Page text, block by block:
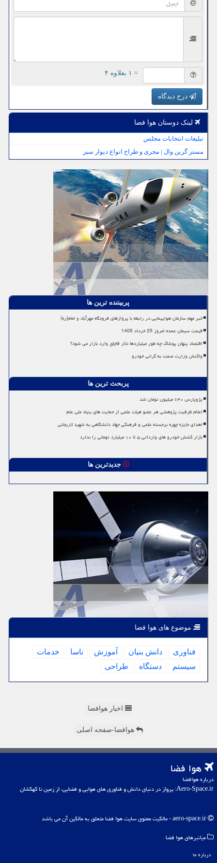
= ۱ بعلاوه ۴
درج دیدگاه
لینک دوستان هوا فضا
تبلیغات انتخابات مجلس
مستر گرین وال | مجری و طراح انواع دیوار سبز
پربیننده ترین ها
خبر مهم سازمان هواپیمایی در رابطه با پروازهای فرودگاه مهرآباد و امام(ره)
قیمت سیمان عمده امروز 25 خرداد 1405
اقتصاد پنهان پوشاک چه طور میلیاردها دلار قاچاق وارد بازار می شود؟
واکنش وزارت صمت به گرانی خودرو
پربحث ترین ها
پژوپارس ۶۴۰ میلیون تومان شد
اعلام ظرفیت پژوهشی هر عضو هیات علمی از حمایت های بنیاد ملی علم
اهدای جایزه چهره برجسته علمی و فرهنگی جهاد دانشگاهی به شهید لاریجانی
بازار کشش خودرو های وارداتی ۵ تا ۱۰ میلیارد تومانی را ندارد
جدیدترین ها
موضوع های هوا فضا
فناوری دانش بنیان آموزش ناسا
خدمات
سیستم
دستگاه طراحی
اخبار هوافضا
هوافضا-صفحه اصلی
هوا فضا
درباره هوافضا
Aero-Space.ir: پرواز در دنیای دانش و فناوری های هوایی و فضایی، از زمین تا کهکشان
میانبرهای هوا فضا
درباره ما